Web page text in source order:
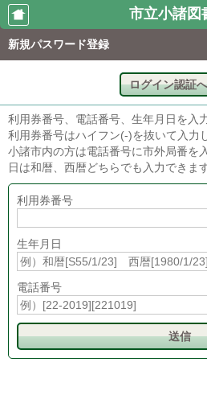
市立小諸図
貸出の多い
本
雑誌タイト
ンダー
新規パスワード登録
ログイン認証
利用券番号、電話番号、生年月日を入
利用券番号はハイフン(-)を抜いて入力
小諸市内の方は電話番号に市外局番を
日は和暦、西暦どちらでも入力できます
利用券番号
生年月日
電話番号
送信